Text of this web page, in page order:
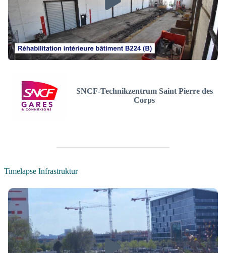
SNCF-Technikzentrum Saint Pierre des
Corps
Timelapse Infrastruktur